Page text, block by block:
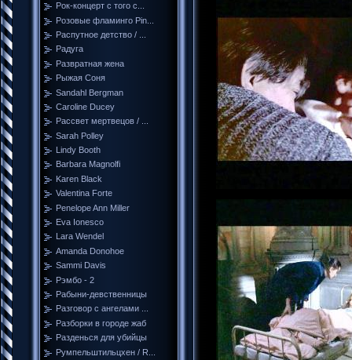
Рок-концерт с того с...
Розовые фламинго Pin...
Распутное детство / ...
Радуга
Развратная жена
Рыжая Соня
Sandahl Bergman
Caroline Ducey
Рассвет мертвецов / ...
Sarah Polley
Lindy Booth
Barbara Magnolfi
Karen Black
Valentina Forte
Penelope Ann Miller
Eva Ionesco
Lara Wendel
Amanda Donohoe
Sammi Davis
Рэмбо - 2
Рабыни-девственницы
Разговор с ангелами ...
Разборки в городе жаб
Разденься для убийцы
Румпельштильцхен / R...